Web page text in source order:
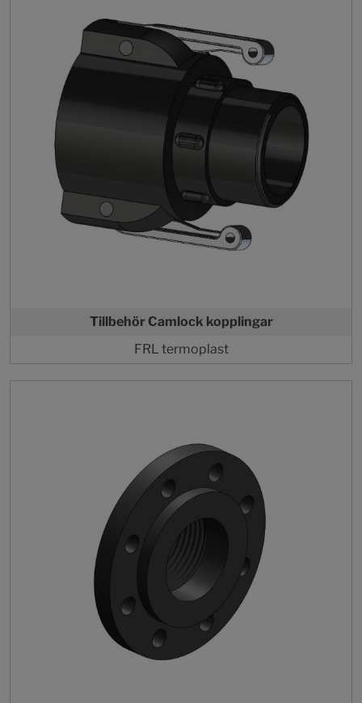
Tillbehör Camlock kopplingar
FRL termoplast